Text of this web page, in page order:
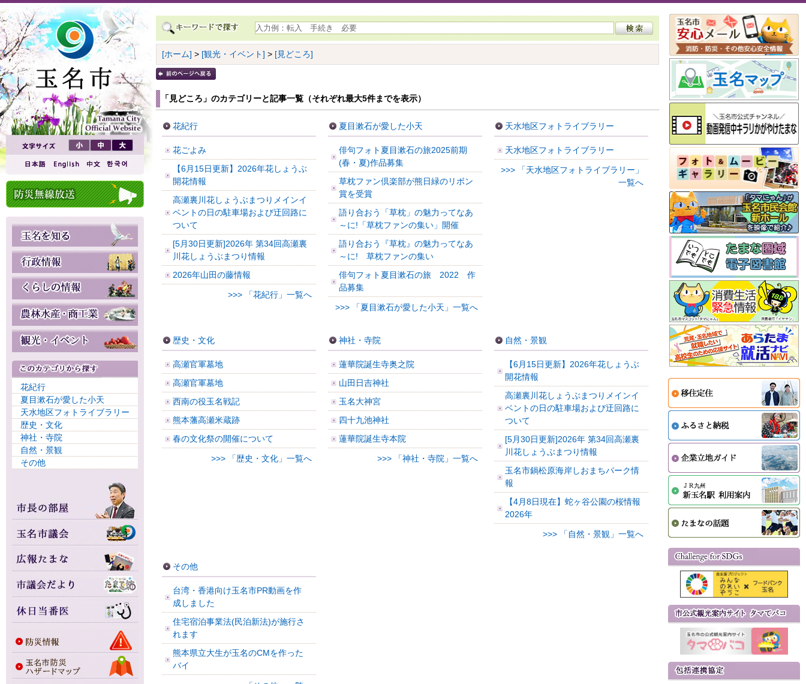
花紀行
夏目漱石が愛した小天
天水地区フォトライブラリー
歴史・文化
神社・寺院
自然・景観
その他
[ホーム] > [観光・イベント] > [見どころ]
「見どころ」のカテゴリーと記事一覧（それぞれ最大5件までを表示）
花紀行
花ごよみ
【6月15日更新】2026年花しょうぶ
開花情報
高瀬裏川花しょうぶまつりメインイ
ベントの日の駐車場および迂回路に
ついて
[5月30日更新]2026年 第34回高瀬裏
川花しょうぶまつり情報
2026年山田の藤情報
>>> 「花紀行」一覧へ
夏目漱石が愛した小天
俳句フォト夏目漱石の旅2025前期
(春・夏)作品募集
草枕ファン倶楽部が熊日緑のリボン
賞を受賞
語り合おう「草枕」の魅力ってなあ
～に!「草枕ファンの集い」開催
語り合おう『草枕』の魅力ってなあ
～に! 草枕ファンの集い
俳句フォト夏目漱石の旅 2022 作
品募集
>>> 「夏目漱石が愛した小天」一覧へ
天水地区フォトライブラリー
天水地区フォトライブラリー
>>> 「天水地区フォトライブラリー」
一覧へ
歴史・文化
高瀬官軍墓地
高瀬官軍墓地
西南の役玉名戦記
熊本藩高瀬米蔵跡
春の文化祭の開催について
>>> 「歴史・文化」一覧へ
神社・寺院
蓮華院誕生寺奥之院
山田日吉神社
玉名大神宮
四十九池神社
蓮華院誕生寺本院
>>> 「神社・寺院」一覧へ
自然・景観
【6月15日更新】2026年花しょうぶ
開花情報
高瀬裏川花しょうぶまつりメインイ
ベントの日の駐車場および迂回路に
ついて
[5月30日更新]2026年 第34回高瀬裏
川花しょうぶまつり情報
玉名市鍋松原海岸しおまちパーク情
報
【4月8日現在】蛇ヶ谷公園の桜情報
2026年
>>> 「自然・景観」一覧へ
その他
台湾・香港向け玉名市PR動画を作
成しました
住宅宿泊事業法(民泊新法)が施行さ
れます
熊本県立大生が玉名のCMを作った
バイ